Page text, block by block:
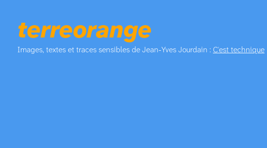
terreorange
Images, textes et traces sensibles de Jean-Yves Jourdain : C'est technique